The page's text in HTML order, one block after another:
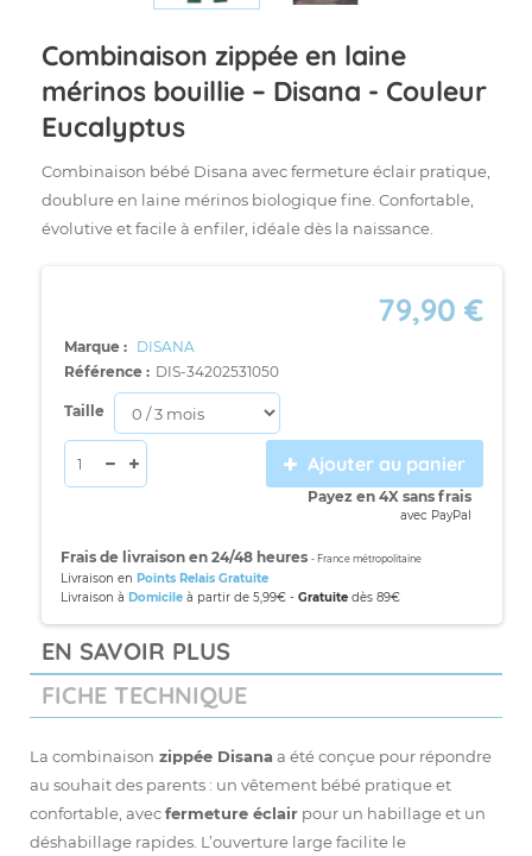
Combinaison zippée en laine
mérinos bouillie – Disana - Couleur
Eucalyptus
Combinaison bébé Disana avec fermeture éclair pratique,
doublure en laine mérinos biologique fine. Confortable,
évolutive et facile à enfiler, idéale dès la naissance.
79,90 €
Marque : DISANA
Référence : DIS-34202531050
Taille
Ajouter au panier
Payez en 4X sans frais
avec PayPal
Frais de livraison en 24/48 heures - France métropolitaine
Livraison en Points Relais Gratuite
Livraison à Domicileà partir de 5,99€ - Gratuitedès 89€
EN SAVOIR PLUS
FICHE TECHNIQUE
La combinaison zippée Disana a été conçue pour répondre
au souhait des parents : un vêtement bébé pratique et
confortable, avecfermeture éclair pour un habillage et un
déshabillage rapides. L’ouverture large facilite le